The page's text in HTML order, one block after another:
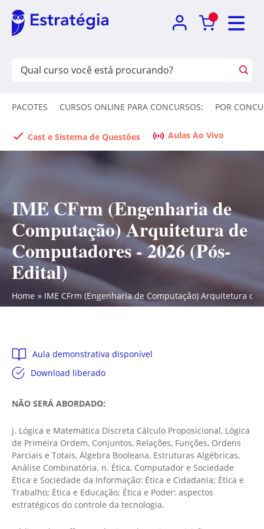
PACOTES CURSOS ONLINE PARA CONCURSOS: POR
Cast e Sistema de Questões Aulas Ao Vivo
IME CFrm (Engenharia de
Computação) Arquitetura de
Computadores - 2026 (Pós-
Edital)
Home IME CFrm (Engenharia de Computação) Arquitetura de
Aula demonstrativa disponível
Download liberado
NÃO SERÁ ABORDADO:
j. Lógica e Matemática Discreta Cálculo Proposicional, Lógica
de Primeira Ordem, Conjuntos, Relações, Funções, Ordens
Parciais e Totais, Álgebra Booleana, Estruturas Algébricas,
Análise Combinatória. n. Ética, Computador e Sociedade
Ética e Sociedade da Informação: Ética e Cidadania; Ética e
Trabalho; Ética e Educação; Ética e Poder: aspectos
estratégicos do controle da tecnologia.